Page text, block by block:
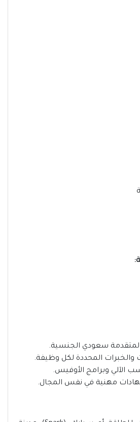
المتقدمة سعودي الجنسية.
المحددة لكل وظيفة.
الآلي وبرامج الأوفيس.
مهنية في نفس المجال.